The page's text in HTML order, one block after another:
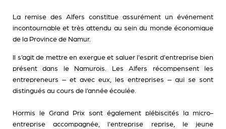
La remise des Alfers constitue assurément un événement
incontournable et très attendu au sein du monde économique
de la Province de Namur.
Il s’agit de mettre en exergue et saluer l'esprit d'entreprise bien
présent dans le Namurois. Les Alfers récompensent les
entrepreneurs – et avec eux, les entreprises – qui se sont
distingués au cours de l’année écoulée.
Hormis le Grand Prix sont également plébiscités la micro-
entreprise accompagnée, l'entreprise reprise, le jeune